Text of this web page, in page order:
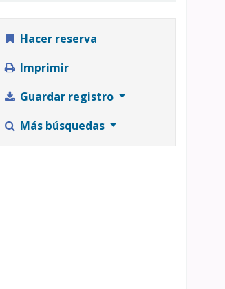
Hacer reserva
Imprimir
Guardar registro
Más búsquedas